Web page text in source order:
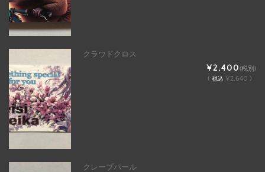
クラウドクロス
¥2,400(税別)
( 税込 ¥2,640 )
クレープパール